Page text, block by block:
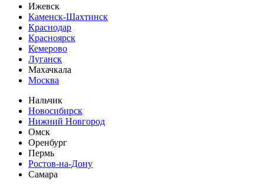
Ижевск
Каменск-Шахтинск
Краснодар
Красноярск
Кемерово
Луганск
Махачкала
Москва
Нальчик
Новосибирск
Нижний Новгород
Омск
Оренбург
Пермь
Ростов-на-Дону
Самара